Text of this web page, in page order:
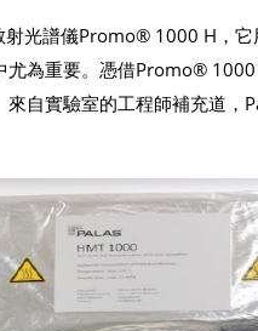
光譜儀Promo® 1000 H，
尤為重要。憑借Promo®
來自實驗室的工程師補充道